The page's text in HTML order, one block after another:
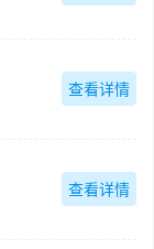
查看详情
查看详情